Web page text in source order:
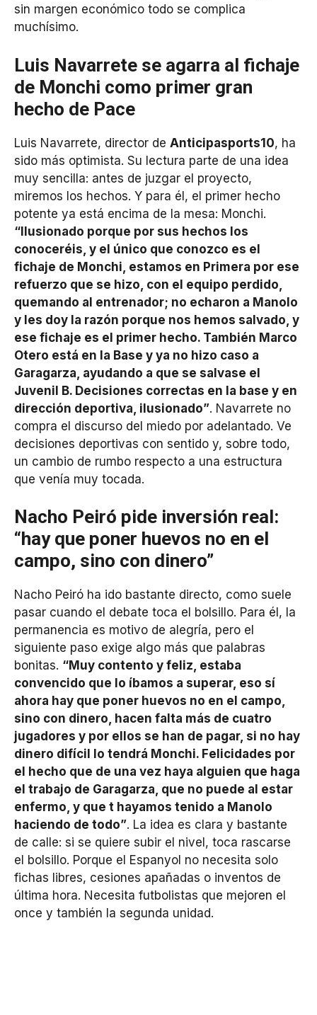
sin margen económico todo se complica
muchísimo.
Luis Navarrete se agarra al fichaje
de Monchi como primer gran
hecho de Pace
Luis Navarrete, director de Anticipasports10, ha
sido más optimista. Su lectura parte de una idea
muy sencilla: antes de juzgar el proyecto,
miremos los hechos. Y para él, el primer hecho
potente ya está encima de la mesa: Monchi.
“Ilusionado porque por sus hechos los
conoceréis, y el único que conozco es el
fichaje de Monchi, estamos en Primera por ese
refuerzo que se hizo, con el equipo perdido,
quemando al entrenador; no echaron a Manolo
y les doy la razón porque nos hemos salvado, y
ese fichaje es el primer hecho. También Marco
Otero está en la Base y ya no hizo caso a
Garagarza, ayudando a que se salvase el
Juvenil B. Decisiones correctas en la base y en
dirección deportiva, ilusionado”. Navarrete no
compra el discurso del miedo por adelantado. Ve
decisiones deportivas con sentido y, sobre todo,
un cambio de rumbo respecto a una estructura
que venía muy tocada.
Nacho Peiró pide inversión real:
“hay que poner huevos no en el
campo, sino con dinero”
Nacho Peiró ha ido bastante directo, como suele
pasar cuando el debate toca el bolsillo. Para él, la
permanencia es motivo de alegría, pero el
siguiente paso exige algo más que palabras
bonitas. “Muy contento y feliz, estaba
convencido que lo íbamos a superar, eso sí
ahora hay que poner huevos no en el campo,
sino con dinero, hacen falta más de cuatro
jugadores y por ellos se han de pagar, si no hay
dinero difícil lo tendrá Monchi. Felicidades por
el hecho que de una vez haya alguien que haga
el trabajo de Garagarza, que no puede al estar
enfermo, y que t hayamos tenido a Manolo
haciendo de todo”. La idea es clara y bastante
de calle: si se quiere subir el nivel, toca rascarse
el bolsillo. Porque el Espanyol no necesita solo
fichas libres, cesiones apañadas o inventos de
última hora. Necesita futbolistas que mejoren el
once y también la segunda unidad.